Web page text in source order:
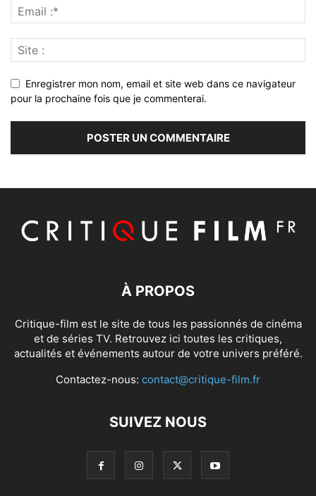
Enregistrer mon nom, email et site web dans ce navigateur
pour la prochaine fois que je commenterai.
À PROPOS
Critique-film est le site de tous les passionnés de cinéma
et de séries TV. Retrouvez ici toutes les critiques,
actualités et événements autour de votre univers préféré.
Contactez-nous: contact@critique-film.fr
SUIVEZ NOUS